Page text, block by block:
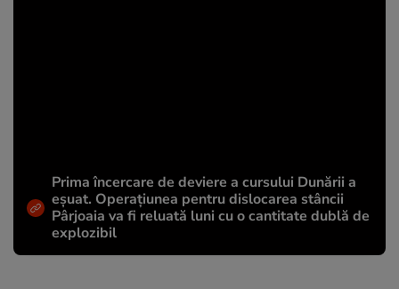
Prima încercare de deviere a cursului Dunării a
eșuat. Operațiunea pentru dislocarea stâncii
Pârjoaia va fi reluată luni cu o cantitate dublă de
explozibil